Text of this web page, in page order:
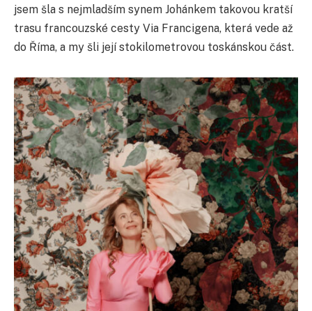
jsem šla s nejmladším synem Johánkem takovou kratší
trasu francouzské cesty Via Francigena, která vede až
do Říma, a my šli její stokilometrovou toskánskou část.